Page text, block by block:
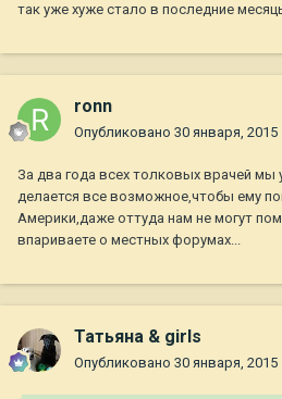
так уже хуже стало в последние
ronn
Опубликовано 30 января, 2015
За два года всех толковых врачей мы
делается все возможное,чтобы ему
Америки,даже оттуда нам не могут
впариваете о местных форумах...
Татьяна & girls
Опубликовано 30 января, 2015